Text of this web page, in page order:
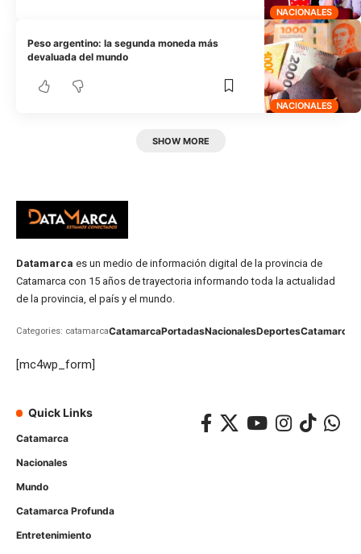
NACIONALES
NACIONALES
Peso argentino: la segunda moneda más
devaluada del mundo
SHOW MORE
Datamarca es un medio de información digital de la provincia de
Catamarca con 15 años de trayectoria informando toda la actualidad
de la provincia, el país y el mundo.
Categories: catamarcaCatamarcaPortadasNacionalesDeportesCatamarca
[mc4wp_form]
Quick Links
Catamarca
Nacionales
Mundo
Catamarca Profunda
Entretenimiento